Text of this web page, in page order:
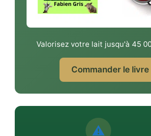
Valorisez votre lait jusqu'à 45
Commander le livre
⚠️